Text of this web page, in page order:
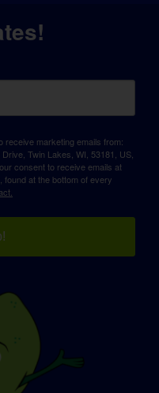
receive marketing emails from:
Twin Lakes, WI, 53181, US,
consent to receive emails at
at the bottom of every